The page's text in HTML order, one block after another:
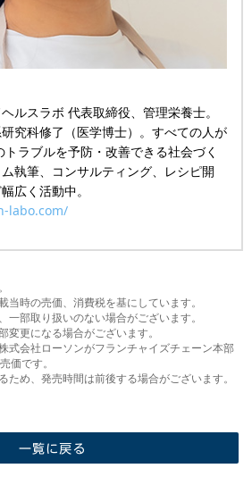
ルスラボ 代表取締役、管理栄養士。
究科修了（医学博士）。すべての人が
ラブルを予防・改善できる社会づく
執筆、コンサルティング、レシピ開
広く活動中。
labo.com/
時の売価、消費税を基にしています。
部取り扱いのない場合がございます。
更になる場合がございます。
式会社ローソンがフランチャイズチェーン本部
価です。
め、発売時間は前後する場合がございます。